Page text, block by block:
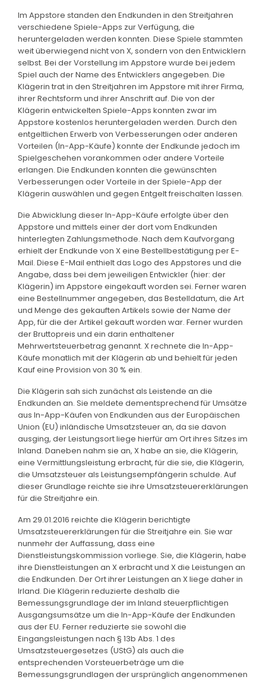
Im Appstore standen den Endkunden in den Streitjahren
verschiedene Spiele-Apps zur Verfügung, die
heruntergeladen werden konnten. Diese Spiele stammten
weit überwiegend nicht von X, sondern von den Entwicklern
selbst. Bei der Vorstellung im Appstore wurde bei jedem
Spiel auch der Name des Entwicklers angegeben. Die
Klägerin trat in den Streitjahren im Appstore mit ihrer Firma,
ihrer Rechtsform und ihrer Anschrift auf. Die von der
Klägerin entwickelten Spiele-Apps konnten zwar im
Appstore kostenlos heruntergeladen werden. Durch den
entgeltlichen Erwerb von Verbesserungen oder anderen
Vorteilen (In-App-Käufe) konnte der Endkunde jedoch im
Spielgeschehen vorankommen oder andere Vorteile
erlangen. Die Endkunden konnten die gewünschten
Verbesserungen oder Vorteile in der Spiele-App der
Klägerin auswählen und gegen Entgelt freischalten lassen.
Die Abwicklung dieser In-App-Käufe erfolgte über den
Appstore und mittels einer der dort vom Endkunden
hinterlegten Zahlungsmethode. Nach dem Kaufvorgang
erhielt der Endkunde von X eine Bestellbestätigung per E-
Mail. Diese E-Mail enthielt das Logo des Appstores und die
Angabe, dass bei dem jeweiligen Entwickler (hier: der
Klägerin) im Appstore eingekauft worden sei. Ferner waren
eine Bestellnummer angegeben, das Bestelldatum, die Art
und Menge des gekauften Artikels sowie der Name der
App, für die der Artikel gekauft worden war. Ferner wurden
der Bruttopreis und ein darin enthaltener
Mehrwertsteuerbetrag genannt. X rechnete die In-App-
Käufe monatlich mit der Klägerin ab und behielt für jeden
Kauf eine Provision von 30 % ein.
Die Klägerin sah sich zunächst als Leistende an die
Endkunden an. Sie meldete dementsprechend für Umsätze
aus In-App-Käufen von Endkunden aus der Europäischen
Union (EU) inländische Umsatzsteuer an, da sie davon
ausging, der Leistungsort liege hierfür am Ort ihres Sitzes im
Inland. Daneben nahm sie an, X habe an sie, die Klägerin,
eine Vermittlungsleistung erbracht, für die sie, die Klägerin,
die Umsatzsteuer als Leistungsempfängerin schulde. Auf
dieser Grundlage reichte sie ihre Umsatzsteuererklärungen
für die Streitjahre ein.
Am 29.01.2016 reichte die Klägerin berichtigte
Umsatzsteuererklärungen für die Streitjahre ein. Sie war
nunmehr der Auffassung, dass eine
Dienstleistungskommission vorliege. Sie, die Klägerin, habe
ihre Dienstleistungen an X erbracht und X die Leistungen an
die Endkunden. Der Ort ihrer Leistungen an X liege daher in
Irland. Die Klägerin reduzierte deshalb die
Bemessungsgrundlage der im Inland steuerpflichtigen
Ausgangsumsätze um die In-App-Käufe der Endkunden
aus der EU. Ferner reduzierte sie sowohl die
Eingangsleistungen nach § 13b Abs. 1 des
Umsatzsteuergesetzes (UStG) als auch die
entsprechenden Vorsteuerbeträge um die
Bemessungsgrundlagen der ursprünglich angenommenen